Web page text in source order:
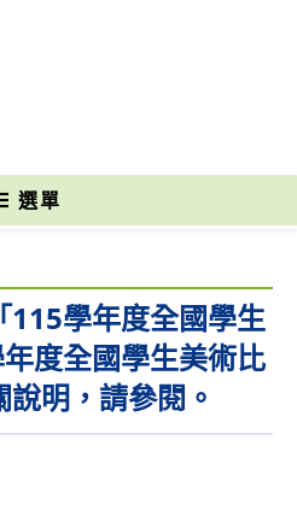
選單
115學年度全國學生
度全國學生美術比
明，請參閱。